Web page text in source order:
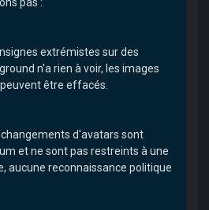
extrémistes sur des
n'a rien à voir, les images
être effacés.
d'avatars sont
et ne sont pas restreints à une
aucune reconnaissance politique